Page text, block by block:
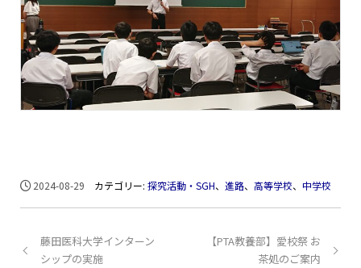
2024-08-29 カテゴリー:探究活動・SGH、進路、高等学校、中学校
藤田医科大学インターン
シップの実施
【PTA教養部】愛校祭 お
茶処のご案内